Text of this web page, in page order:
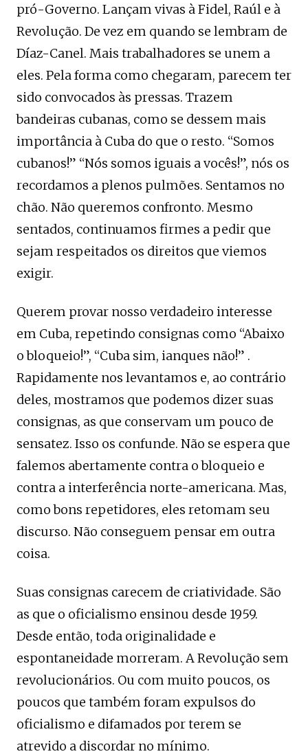
pró-Governo. Lançam vivas à Fidel, Raúl e à
Revolução. De vez em quando se lembram de
Díaz-Canel. Mais trabalhadores se unem a
eles. Pela forma como chegaram, parecem ter
sido convocados às pressas. Trazem
bandeiras cubanas, como se dessem mais
importância à Cuba do que o resto. “Somos
cubanos!” “Nós somos iguais a vocês!”, nós os
recordamos a plenos pulmões. Sentamos no
chão. Não queremos confronto. Mesmo
sentados, continuamos firmes a pedir que
sejam respeitados os direitos que viemos
exigir.
Querem provar nosso verdadeiro interesse
em Cuba, repetindo consignas como “Abaixo
o bloqueio!”, “Cuba sim, ianques não!” .
Rapidamente nos levantamos e, ao contrário
deles, mostramos que podemos dizer suas
consignas, as que conservam um pouco de
sensatez. Isso os confunde. Não se espera que
falemos abertamente contra o bloqueio e
contra a interferência norte-americana. Mas,
como bons repetidores, eles retomam seu
discurso. Não conseguem pensar em outra
coisa.
Suas consignas carecem de criatividade. São
as que o oficialismo ensinou desde 1959.
Desde então, toda originalidade e
espontaneidade morreram. A Revolução sem
revolucionários. Ou com muito poucos, os
poucos que também foram expulsos do
oficialismo e difamados por terem se
atrevido a discordar no mínimo.